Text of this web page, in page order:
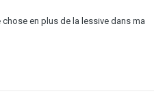
en plus de la lessive dans ma